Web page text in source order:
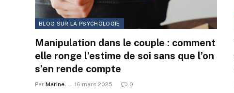
BLOG SUR LA PSYCHOLOGIE
Manipulation dans le couple : comment
elle ronge l’estime de soi sans que l’on
s’en rende compte
Par Marine 16 mars 2025 0